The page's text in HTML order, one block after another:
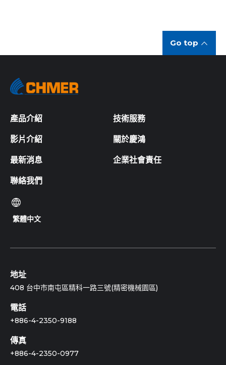
Go top
產品介紹 技術服務
影片介紹 關於慶鴻
最新消息 企業社會責任
聯絡我們
繁體中文
地址
408 台中市南屯區精科一路三號(精密機械園區)
電話
+886-4-2350-9188
傳真
+886-4-2350-0977